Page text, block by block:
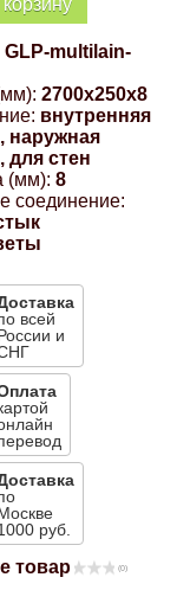
GLP-multilain-
2700x250x8
внутренняя
наружная
для стен
(мм): 8
соединение:
всей
и
руб.
товар (0)